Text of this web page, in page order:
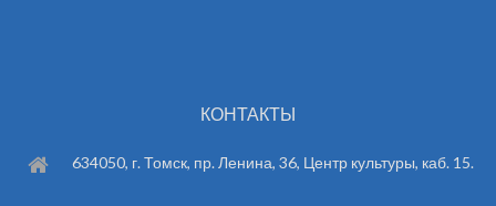
КОНТАКТЫ
634050, г. Томск, пр. Ленина, 36, Центр культуры, каб. 15.